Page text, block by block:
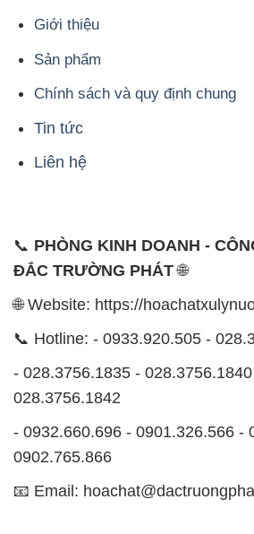
Giới thiệu
Sản phẩm
Chính sách và quy định chung
Tin tức
Liên hệ
📞 PHÒNG KINH DOANH -
ĐẮC TRƯỜNG PHÁT🌐
🌐 Website: https://
📞 Hotline: - 0933.920.505 -
- 028.3756.1835 -
028.3756.1842
- 0932.660.696 - 0901.326.566 -
0902.765.866
📧 Email: